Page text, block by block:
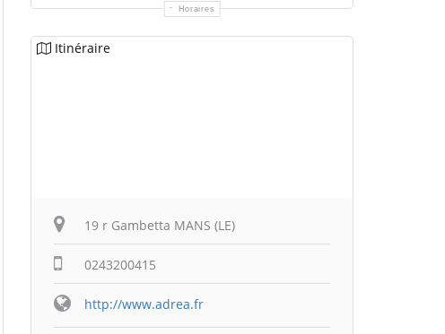
Horaires
Itinéraire
19 r Gambetta MANS (LE)
0243200415
http://www.adrea.fr